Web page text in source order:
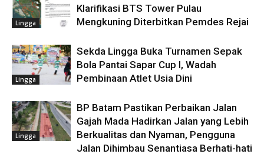
Lingga
Klarifikasi BTS Tower Pulau
Mengkuning Diterbitkan Pemdes Rejai
Lingga
Sekda Lingga Buka Turnamen Sepak
Bola Pantai Sapar Cup I, Wadah
Pembinaan Atlet Usia Dini
Lingga
BP Batam Pastikan Perbaikan Jalan
Gajah Mada Hadirkan Jalan yang Lebih
Berkualitas dan Nyaman, Pengguna
Jalan Dihimbau Senantiasa Berhati-hati